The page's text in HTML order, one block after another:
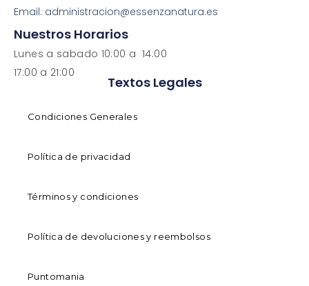
Email: administracion@essenzanatura.es
Nuestros Horarios
Lunes a sabado 10:00 a 14:00
17:00 a 21:00
Textos Legales
Condiciones Generales
Política de privacidad
Términos y condiciones
Política de devoluciones y reembolsos
Puntomania